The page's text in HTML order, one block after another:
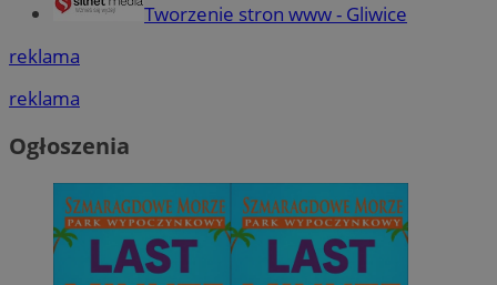
Tworzenie stron www - Gliwice
reklama
reklama
Ogłoszenia